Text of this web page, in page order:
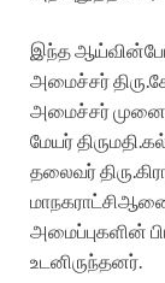
இந்த
அமைச்சர்திரு
அமைச்சர்
மேயர்திருமதி
தலைவர்திரு
மாநகராட்சி
அமைப்புகளின்
உடனிருந்தனர்